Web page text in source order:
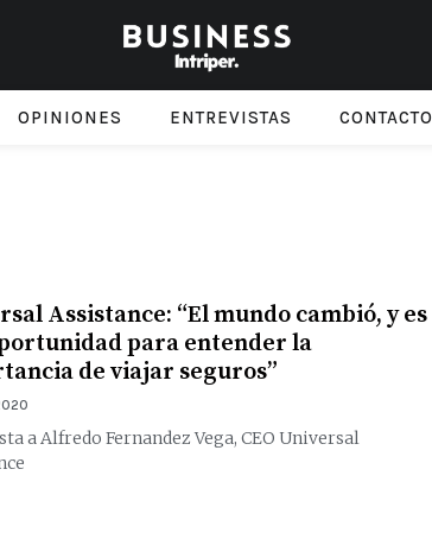
OPINIONES ENTREVISTAS CONTACTO
Assistance: “El mundo cambió, y es
para entender la
de viajar seguros”
a Alfredo Fernandez Vega, CEO Universal